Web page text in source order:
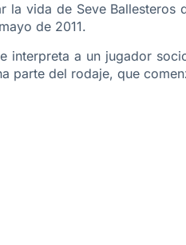
vida de Seve Ballesteros
de 2011.
interpreta a un jugador
parte del rodaje, que